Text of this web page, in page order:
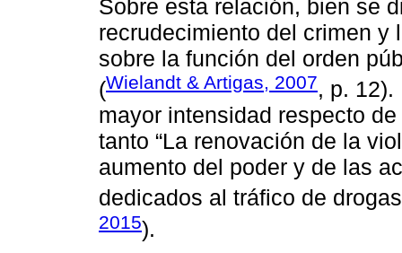
Sobre esta relación, bien se
recrudecimiento del crimen y
sobre la función del orden
(Wielandt & Artigas, 2007, p.
mayor intensidad respecto
tanto “La renovación de la
aumento del poder y de las
dedicados al tráfico de
2015).